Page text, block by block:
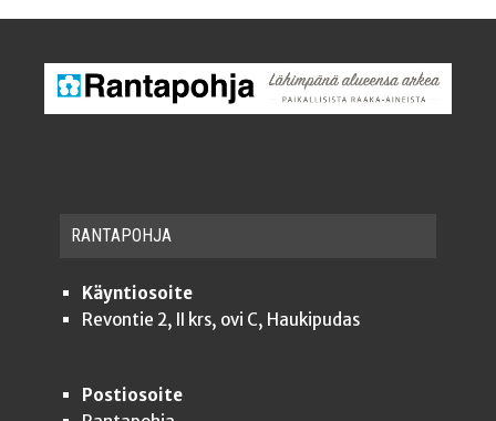
RAN­TA­POH­JA
Käyntiosoite
Revontie 2, II krs, ovi C, Haukipudas
Postiosoite